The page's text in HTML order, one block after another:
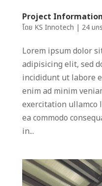
Project Information
โดย KS Innotech | 24 มก
Lorem ipsum dolor
adipisicing elit, sed
incididunt ut labore
enim ad minim
exercitation
ea commodo
in...